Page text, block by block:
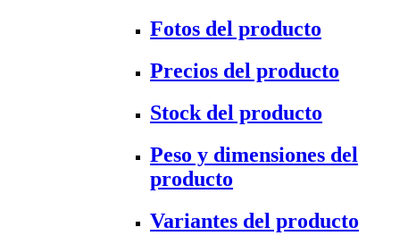
Fotos del producto
Precios del producto
Stock del producto
Peso y dimensiones del
producto
Variantes del producto